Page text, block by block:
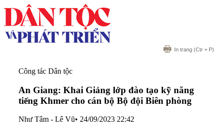
In trang (Ctr + P)
Công tác Dân tộc
An Giang: Khai Giảng lớp đào tạo kỹ năng
tiếng Khmer cho cán bộ Bộ đội Biên phòng
Như Tâm - Lê Vũ• 24/09/2023 22:42